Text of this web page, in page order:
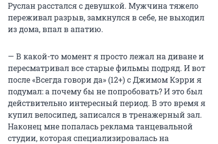
Руслан расстался с девушкой. Мужчина тяжело
переживал разрыв, замкнулся в себе, не выходил
из дома, впал в апатию.
— В какой-то момент я просто лежал на диване и
пересматривал все старые фильмы подряд. И вот
после «Всегда говори да» (12+) с Джимом Кэрри я
подумал: а почему бы не попробовать? И это был
действительно интересный период. В это время я
купил велосипед, записался в тренажерный зал.
Наконец мне попалась реклама танцевальной
студии, которая специализировалась на